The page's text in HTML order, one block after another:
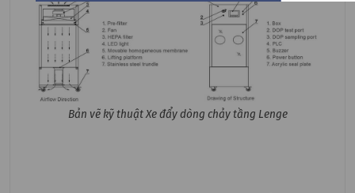
Bản vẽ kỹ thuật Xe đẩy dòng chảy tầng Lenge